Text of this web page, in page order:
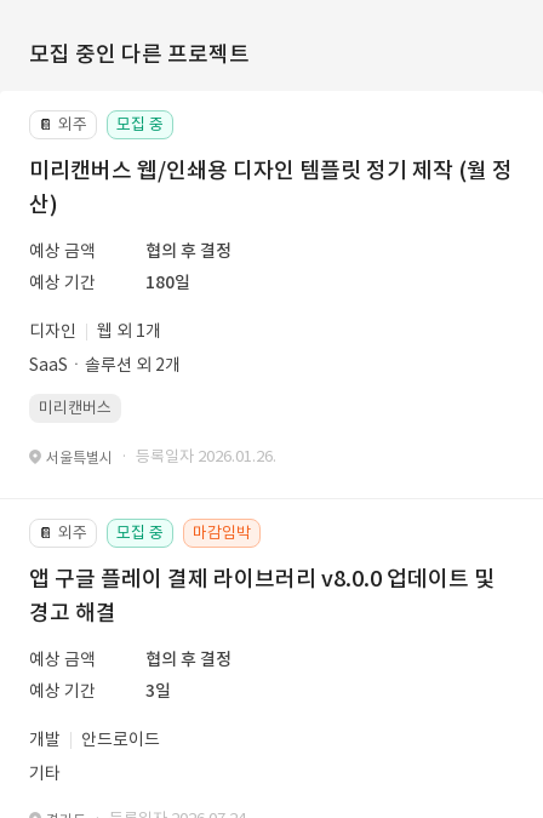
모집 중인 다른 프로젝트
📔 외주 모집 중
미리캔버스 웹/인쇄용 디자인 템플릿 정기 제작 (월 정
산)
예상 금액
협의 후 결정
예상 기간
180일
디자인
웹 외 1개
SaaSㆍ솔루션 외 2개
미리캔버스
서울특별시 · 등록일자 2026.01.26.
📔 외주 모집 중 마감임박
앱 구글 플레이 결제 라이브러리 v8.0.0 업데이트 및
경고 해결
예상 금액
협의 후 결정
예상 기간
3일
개발
안드로이드
기타